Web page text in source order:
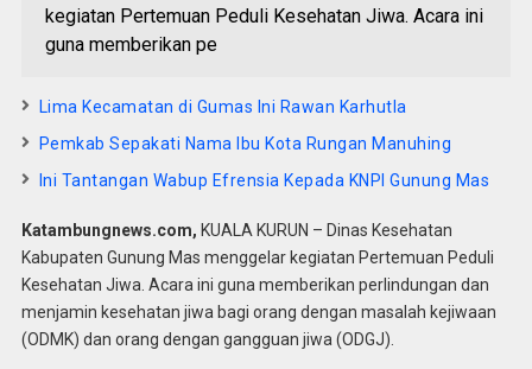
kegiatan Pertemuan Peduli Kesehatan Jiwa. Acara ini
guna memberikan pe
Lima Kecamatan di Gumas Ini Rawan Karhutla
Pemkab Sepakati Nama Ibu Kota Rungan Manuhing
Ini Tantangan Wabup Efrensia Kepada KNPI Gunung Mas
Katambungnews.com, KUALA KURUN – Dinas Kesehatan
Kabupaten Gunung Mas menggelar kegiatan Pertemuan Peduli
Kesehatan Jiwa. Acara ini guna memberikan perlindungan dan
menjamin kesehatan jiwa bagi orang dengan masalah kejiwaan
(ODMK) dan orang dengan gangguan jiwa (ODGJ).